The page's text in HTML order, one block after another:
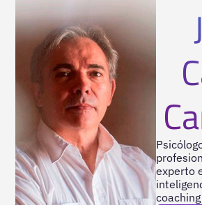
experto